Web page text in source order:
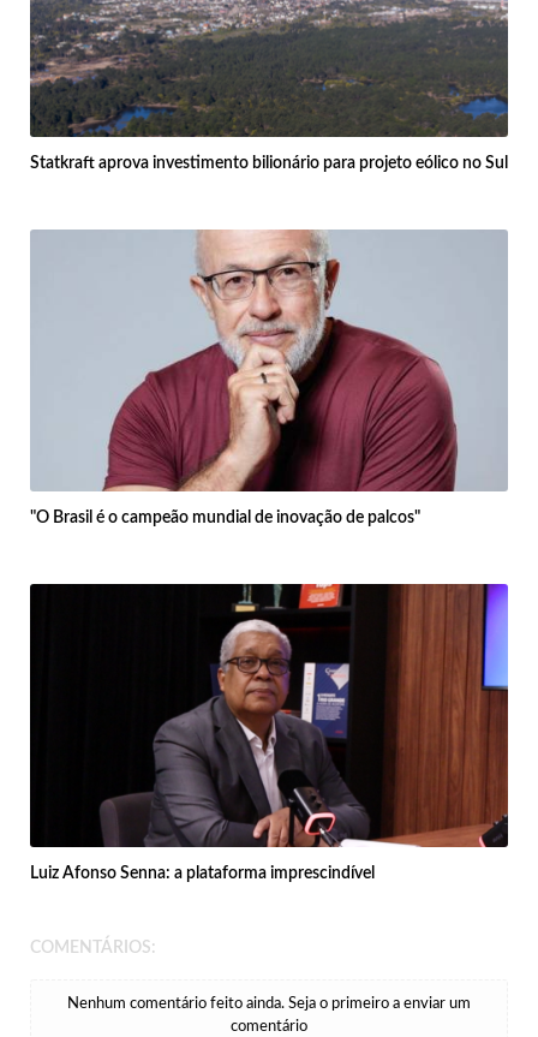
Statkraft aprova investimento bilionário para projeto eólico no Sul
"O Brasil é o campeão mundial de inovação de palcos"
Luiz Afonso Senna: a plataforma imprescindível
COMENTÁRIOS:
Nenhum comentário feito ainda. Seja o primeiro a enviar um
comentário